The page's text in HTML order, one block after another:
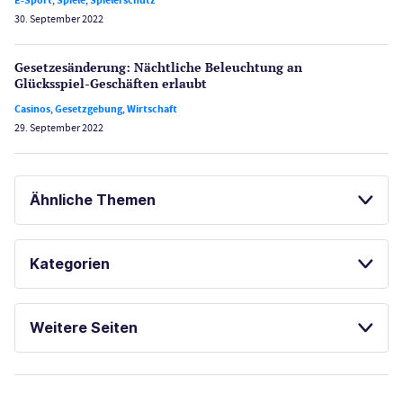
30. September 2022
Gesetzes­änderung: Nächtliche Beleuch­tung an
Glücksspiel-Geschäften erlaubt
Casinos,Gesetzgebung,Wirtschaft
29. September 2022
Ähnliche Themen
PROGRESSIVE JACKPOTS KENO SPIELEN
Kategorien
Weitere Seiten
CasinoOnline.de